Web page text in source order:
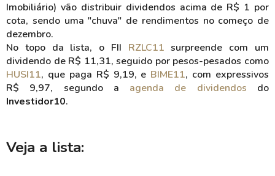
Imobiliário) vão distribuir dividendos acima de R$ 1 por
cota, sendo uma "chuva" de rendimentos no começo de
dezembro.
No topo da lista, o FII RZLC11 surpreende com um
dividendo de R$ 11,31, seguido por pesos-pesados como
HUSI11, que paga R$ 9,19, e BIME11, com expressivos
R$ 9,97, segundo a agenda de dividendos do
Investidor10.
Veja a lista: